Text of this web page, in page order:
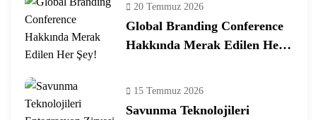
20 Temmuz 2026
Global Branding Conference
Hakkında Merak Edilen Her
15 Temmuz 2026
Savunma Teknolojileri